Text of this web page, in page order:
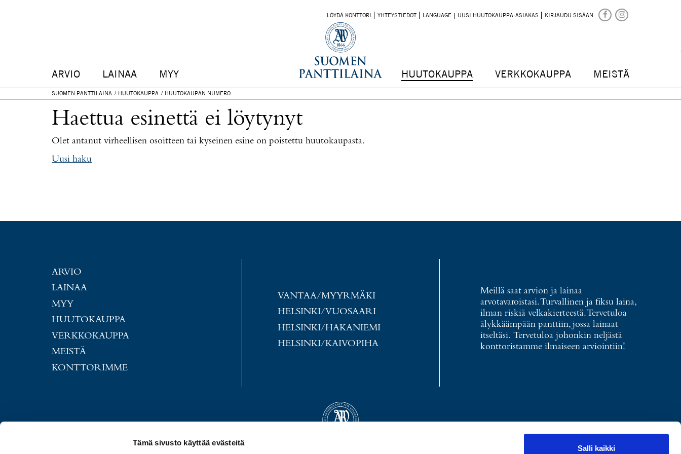
Tämä sivusto käyttää evästeitä
Salli kaikki
LÖYDÄ KONTTORI YHTEYSTIEDOT LANGUAGE UUSI HUUTOKAUPPA-ASIAKAS KIRJAUDU SISÄÄN
ARVIO LAINAA MYY HUUTOKAUPPA VERKKOKAUPPA MEISTÄ
SUOMEN PANTTILAINA HUUTOKAUPPA HUUTOKAUPAN NUMERO
Haettua esinettä ei löytynyt
Olet antanut virheellisen osoitteen tai kyseinen esine on poistettu huutokaupasta.
Uusi haku
ARVIO
LAINAA
MYY
HUUTOKAUPPA
VERKKOKAUPPA
MEISTÄ
KONTTORIMME
VANTAA/MYYRMÄKI
HELSINKI/VUOSAARI
HELSINKI/HAKANIEMI
HELSINKI/KAIVOPIHA
Meillä saat arvion ja lainaa
arvotavaroistasi. Turvallinen ja fiksu laina,
ilman riskiä velkakierteestä. Tervetuloa
älykkäämpään panttiin, jossa lainaat
itseltäsi. Tervetuloa johonkin neljästä
konttoristamme ilmaiseen arviointiin!